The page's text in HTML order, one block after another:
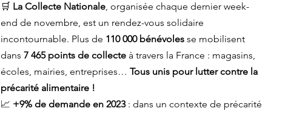
🛒 La Collecte Nationale, organisée chaque dernier week-
end de novembre, est un rendez-vous solidaire
incontournable. Plus de 110 000 bénévoles se mobilisent
dans 7 465 points de collecte à travers la France : magasins,
écoles, mairies, entreprises… Tous unis pour lutter contre la
précarité alimentaire !
📈 +9% de demande en 2023 : dans un contexte de précarité